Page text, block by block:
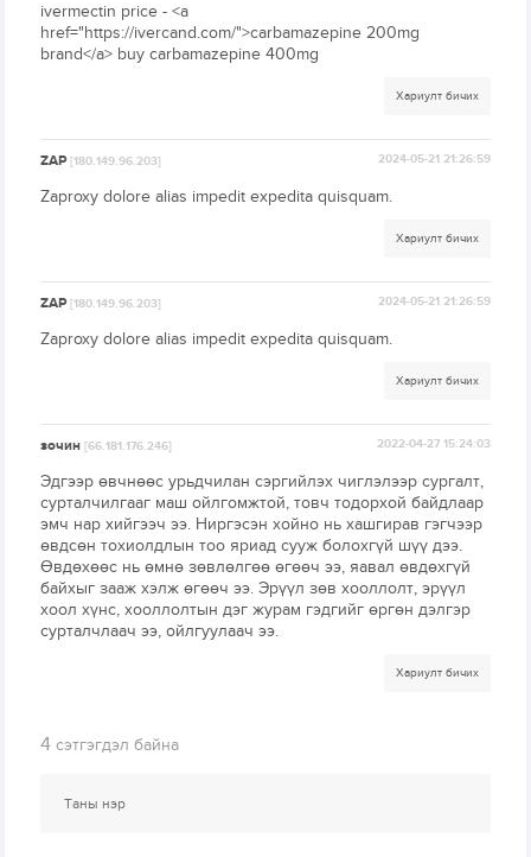
ivermectin price - <a
href="https://ivercand.com/">carbamazepine 200mg
brand</a> buy carbamazepine 400mg
Хариулт бичих
ZAP[180.149.96.203] 2024-05-21 21:26:59
Zaproxy dolore alias impedit expedita quisquam.
Хариулт бичих
ZAP[180.149.96.203] 2024-05-21 21:26:59
Zaproxy dolore alias impedit expedita quisquam.
Хариулт бичих
зочин[66.181.176.246] 2022-04-27 15:24:03
Эдгээр өвчнөөс урьдчилан сэргийлэх чиглэлээр сургалт,
сурталчилгааг маш ойлгомжтой, товч тодорхой байдлаар
эмч нар хийгээч ээ. Ниргэсэн хойно нь хашгирав гэгчээр
өвдсөн тохиолдлын тоо яриад сууж болохгүй шүү дээ.
Өвдөхөөс нь өмнө зөвлөлгөө өгөөч ээ, яавал өвдөхгүй
байхыг зааж хэлж өгөөч ээ. Эрүүл зөв хооллолт, эрүүл
хоол хүнс, хооллолтын дэг журам гэдгийг өргөн дэлгэр
сурталчлаач ээ, ойлгуулаач ээ.
Хариулт бичих
4 сэтгэгдэл байна